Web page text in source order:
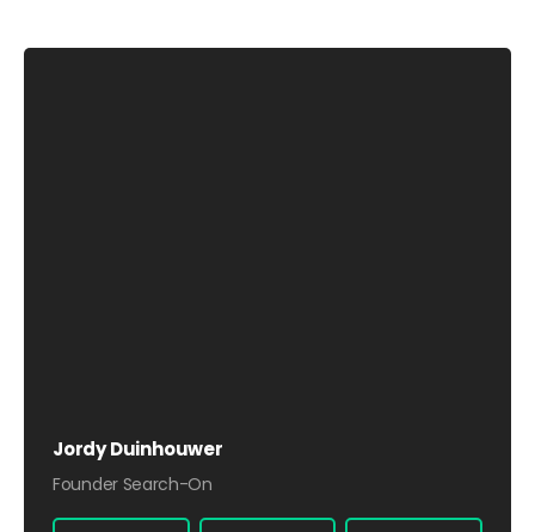
Jordy Duinhouwer
Founder Search-On